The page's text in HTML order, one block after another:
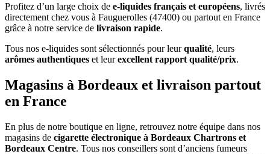
Profitez d’un large choix de e-liquides français et européens, livrés
directement chez vous à Fauguerolles (47400) ou partout en France
grâce à notre service de livraison rapide.
Tous nos e-liquides sont sélectionnés pour leurqualité, leurs
arômes authentiques et leurexcellent rapport qualité/prix.
Magasins à Bordeaux et livraison partout
en France
En plus de notre boutique en ligne, retrouvez notre équipe dans nos
magasins de cigarette électronique à Bordeaux Chartrons et
Bordeaux Centre. Tous nos conseillers sont d’anciens fumeurs